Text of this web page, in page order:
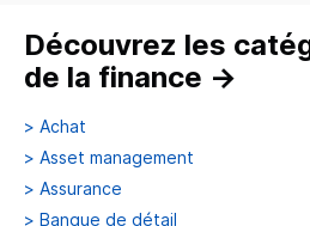
Découvrez les
de la finance →
> Achat
> Asset management
> Assurance
> Banque de détail